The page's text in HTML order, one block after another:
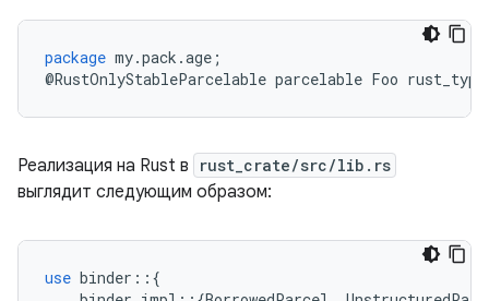
package my.pack .age ;
@RustOnlyStableParcelable parcelable Foo rust_type
Реализация на Rust в rust_crate/src/lib.rs
выглядит следующим образом:
use binder ::{